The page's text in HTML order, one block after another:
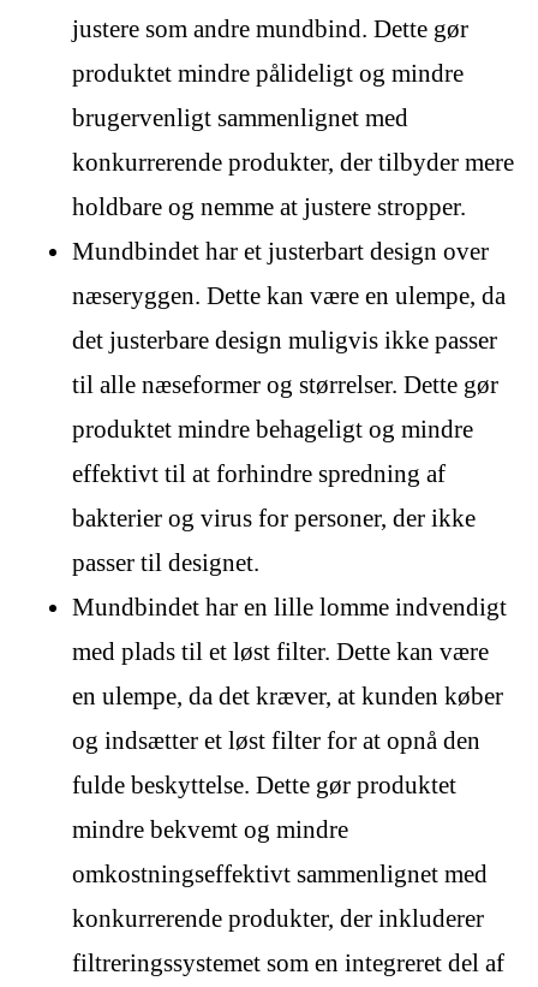
justere som andre mundbind. Dette gør
produktet mindre pålideligt og mindre
brugervenligt sammenlignet med
konkurrerende produkter, der tilbyder mere
holdbare og nemme at justere stropper.
Mundbindet har et justerbart design over
næseryggen. Dette kan være en ulempe, da
det justerbare design muligvis ikke passer
til alle næseformer og størrelser. Dette gør
produktet mindre behageligt og mindre
effektivt til at forhindre spredning af
bakterier og virus for personer, der ikke
passer til designet.
Mundbindet har en lille lomme indvendigt
med plads til et løst filter. Dette kan være
en ulempe, da det kræver, at kunden køber
og indsætter et løst filter for at opnå den
fulde beskyttelse. Dette gør produktet
mindre bekvemt og mindre
omkostningseffektivt sammenlignet med
konkurrerende produkter, der inkluderer
filtreringssystemet som en integreret del af